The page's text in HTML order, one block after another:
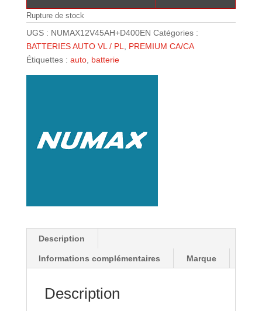
Rupture de stock
UGS : NUMAX12V45AH+D400EN Catégories :
BATTERIES AUTO VL / PL
PREMIUM CA/CA
Étiquettes : auto, batterie
Description
Informations complémentaires Marque
Description